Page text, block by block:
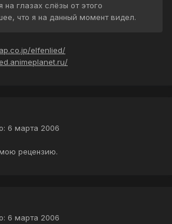
глазах слёзы от этого
что я на данный момент видел.
elfenlied/
6 марта 2006
рецензию.
6 марта 2006